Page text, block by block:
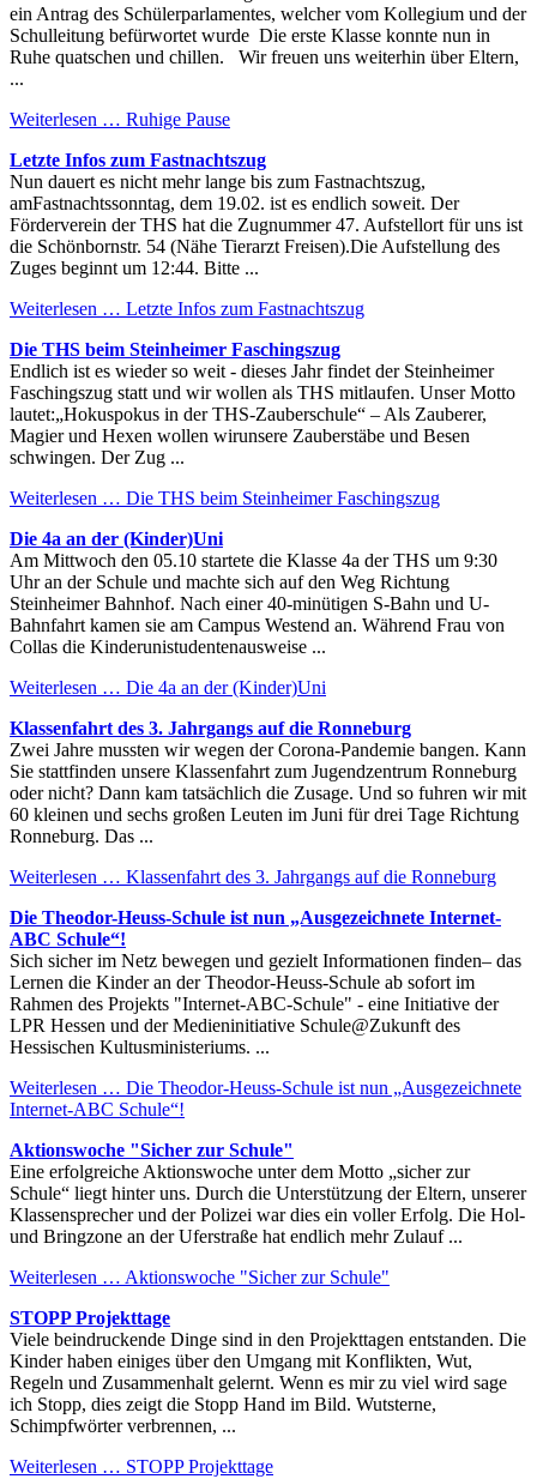
ein Antrag des Schülerparlamentes, welcher vom Kollegium und der
Schulleitung befürwortet wurde Die erste Klasse konnte nun in
Ruhe quatschen und chillen. Wir freuen uns weiterhin über Eltern,
...
Weiterlesen … Ruhige Pause
Letzte Infos zum Fastnachtszug
Nun dauert es nicht mehr lange bis zum Fastnachtszug,
amFastnachtssonntag, dem 19.02. ist es endlich soweit. Der
Förderverein der THS hat die Zugnummer 47. Aufstellort für uns ist
die Schönbornstr. 54 (Nähe Tierarzt Freisen).Die Aufstellung des
Zuges beginnt um 12:44. Bitte ...
Weiterlesen … Letzte Infos zum Fastnachtszug
Die THS beim Steinheimer Faschingszug
Endlich ist es wieder so weit - dieses Jahr findet der Steinheimer
Faschingszug statt und wir wollen als THS mitlaufen. Unser Motto
lautet:„Hokuspokus in der THS-Zauberschule“ – Als Zauberer,
Magier und Hexen wollen wirunsere Zauberstäbe und Besen
schwingen. Der Zug ...
Weiterlesen … Die THS beim Steinheimer Faschingszug
Die 4a an der (Kinder)Uni
Am Mittwoch den 05.10 startete die Klasse 4a der THS um 9:30
Uhr an der Schule und machte sich auf den Weg Richtung
Steinheimer Bahnhof. Nach einer 40-minütigen S-Bahn und U-
Bahnfahrt kamen sie am Campus Westend an. Während Frau von
Collas die Kinderunistudentenausweise ...
Weiterlesen … Die 4a an der (Kinder)Uni
Klassenfahrt des 3. Jahrgangs auf die Ronneburg
Zwei Jahre mussten wir wegen der Corona-Pandemie bangen. Kann
Sie stattfinden unsere Klassenfahrt zum Jugendzentrum Ronneburg
oder nicht? Dann kam tatsächlich die Zusage. Und so fuhren wir mit
60 kleinen und sechs großen Leuten im Juni für drei Tage Richtung
Ronneburg. Das ...
Weiterlesen … Klassenfahrt des 3. Jahrgangs auf die Ronneburg
Die Theodor-Heuss-Schule ist nun „Ausgezeichnete Internet-
ABC Schule“!
Sich sicher im Netz bewegen und gezielt Informationen finden– das
Lernen die Kinder an der Theodor-Heuss-Schule ab sofort im
Rahmen des Projekts "Internet-ABC-Schule" - eine Initiative der
LPR Hessen und der Medieninitiative Schule@Zukunft des
Hessischen Kultusministeriums. ...
Weiterlesen … Die Theodor-Heuss-Schule ist nun „Ausgezeichnete
Internet-ABC Schule“!
Aktionswoche "Sicher zur Schule"
Eine erfolgreiche Aktionswoche unter dem Motto „sicher zur
Schule“ liegt hinter uns. Durch die Unterstützung der Eltern, unserer
Klassensprecher und der Polizei war dies ein voller Erfolg. Die Hol-
und Bringzone an der Uferstraße hat endlich mehr Zulauf ...
Weiterlesen … Aktionswoche "Sicher zur Schule"
STOPP Projekttage
Viele beindruckende Dinge sind in den Projekttagen entstanden. Die
Kinder haben einiges über den Umgang mit Konflikten, Wut,
Regeln und Zusammenhalt gelernt. Wenn es mir zu viel wird sage
ich Stopp, dies zeigt die Stopp Hand im Bild. Wutsterne,
Schimpfwörter verbrennen, ...
Weiterlesen … STOPP Projekttage